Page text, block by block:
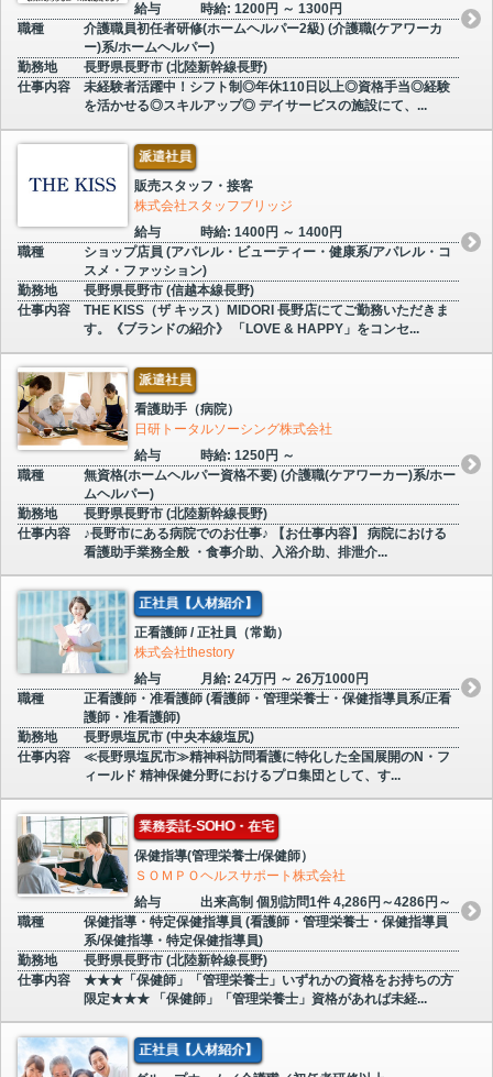
給与
時給: 1200円 ～ 1300円
職種
介護職員初任者研修(ホームヘルパー2級) (介護職(ケアワーカ
ー)系/ホームヘルパー)
勤務地
長野県長野市 (北陸新幹線長野)
仕事内容
未経験者活躍中！シフト制◎年休110日以上◎資格手当◎経験
を活かせる◎スキルアップ◎ デイサービスの施設にて、...
派遣社員
販売スタッフ・接客
株式会社スタッフブリッジ
給与
時給: 1400円 ～ 1400円
職種
ショップ店員 (アパレル・ビューティー・健康系/アパレル・コ
スメ・ファッション)
勤務地
長野県長野市 (信越本線長野)
仕事内容
THE KISS（ザ キッス）MIDORI 長野店にてご勤務いただきま
す。《ブランドの紹介》 「LOVE & HAPPY」をコンセ...
派遣社員
看護助手（病院）
日研トータルソーシング株式会社
給与
時給: 1250円 ～
職種
無資格(ホームヘルパー資格不要) (介護職(ケアワーカー)系/ホー
ムヘルパー)
勤務地
長野県長野市 (北陸新幹線長野)
仕事内容
♪長野市にある病院でのお仕事♪ 【お仕事内容】 病院における
看護助手業務全般 ・食事介助、入浴介助、排泄介...
正社員【人材紹介】
正看護師 / 正社員（常勤）
株式会社thestory
給与
月給: 24万円 ～ 26万1000円
職種
正看護師・准看護師 (看護師・管理栄養士・保健指導員系/正看
護師・准看護師)
勤務地
長野県塩尻市 (中央本線塩尻)
仕事内容
≪長野県塩尻市≫精神科訪問看護に特化した全国展開のN・フ
ィールド 精神保健分野におけるプロ集団として、す...
業務委託-SOHO・在宅
保健指導(管理栄養士/保健師）
ＳＯＭＰＯヘルスサポート株式会社
給与
出来高制 個別訪問1件 4,286円～4286円～
職種
保健指導・特定保健指導員 (看護師・管理栄養士・保健指導員
系/保健指導・特定保健指導員)
勤務地
長野県長野市 (北陸新幹線長野)
仕事内容
★★★「保健師」「管理栄養士」いずれかの資格をお持ちの方
限定★★★ 「保健師」「管理栄養士」資格があれば未経...
正社員【人材紹介】